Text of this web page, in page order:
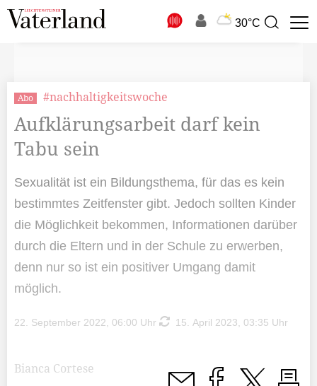
30°C
Suchbegriff
Abo #nachhaltigkeitswoche
Aufklärungsarbeit darf kein
Tabu sein
Sexualität ist ein Bildungsthema, für das es kein
bestimmtes Zeitfenster gibt. Jedoch sollten Kinder
die Möglichkeit bekommen, Informationen darüber
durch die Eltern und in der Schule zu erwerben,
denn nur so ist ein positiver Umgang damit
möglich.
22. September 2022, 06:00 Uhr 15. April 2023, 03:35 Uhr
Bianca Cortese